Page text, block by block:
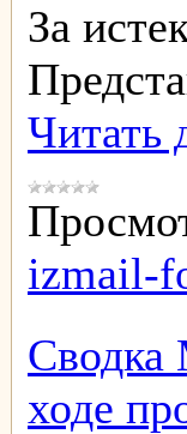
За
Читать
izmail-
Сводка
ходе